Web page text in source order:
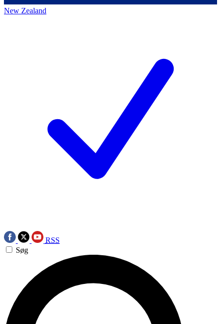
New Zealand
RSS
Søg